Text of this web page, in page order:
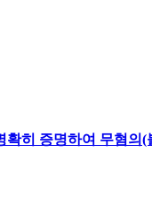
히 증명하여 무혐의(